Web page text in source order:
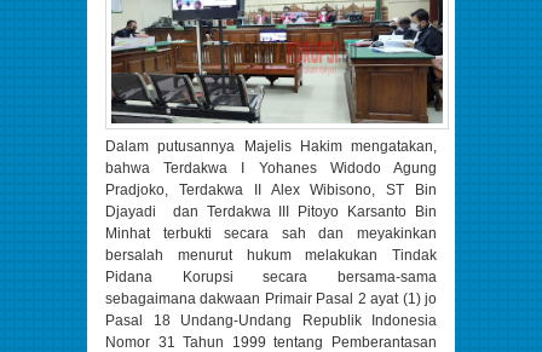
Dalam putusannya Majelis Hakim mengatakan,
bahwa Terdakwa I Yohanes Widodo Agung
Pradjoko, Terdakwa II Alex Wibisono, ST Bin
Djayadi dan Terdakwa III Pitoyo Karsanto Bin
Minhat terbukti secara sah dan meyakinkan
bersalah menurut hukum melakukan Tindak
Pidana Korupsi secara bersama-sama
sebagaimana dakwaan Primair Pasal 2 ayat (1) jo
Pasal 18 Undang-Undang Republik Indonesia
Nomor 31 Tahun 1999 tentang Pemberantasan